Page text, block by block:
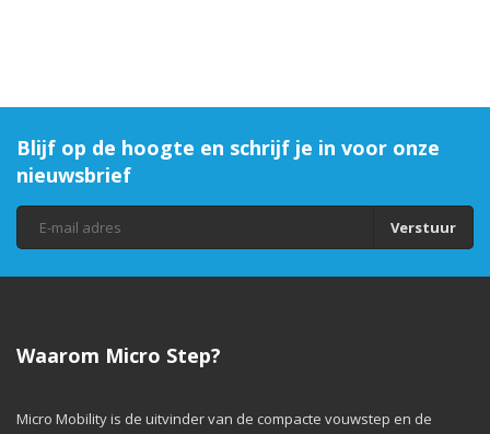
Blijf op de hoogte en schrijf je in voor onze
nieuwsbrief
Verstuur
Waarom Micro Step?
Micro Mobility is de uitvinder van de compacte vouwstep en de